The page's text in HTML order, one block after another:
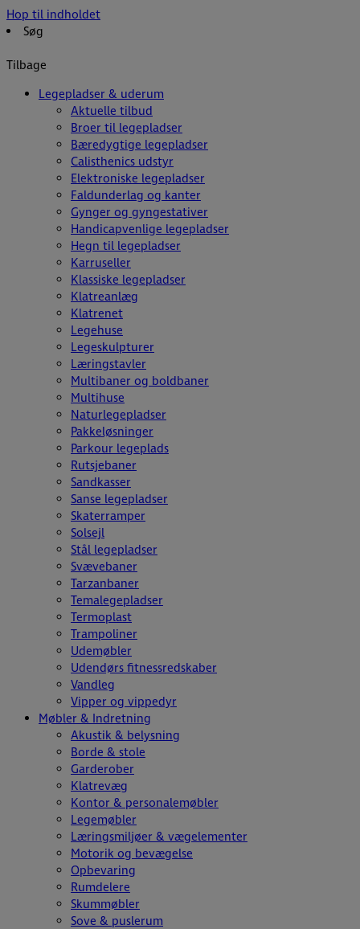
Hop til indholdet
Søg
Tilbage
Legepladser & uderum
Aktuelle tilbud
Broer til legepladser
Bæredygtige legepladser
Calisthenics udstyr
Elektroniske legepladser
Faldunderlag og kanter
Gynger og gyngestativer
Handicapvenlige legepladser
Hegn til legepladser
Karruseller
Klassiske legepladser
Klatreanlæg
Klatrenet
Legehuse
Legeskulpturer
Læringstavler
Multibaner og boldbaner
Multihuse
Naturlegepladser
Pakkeløsninger
Parkour legeplads
Rutsjebaner
Sandkasser
Sanse legepladser
Skaterramper
Solsejl
Stål legepladser
Svævebaner
Tarzanbaner
Temalegepladser
Termoplast
Trampoliner
Udemøbler
Udendørs fitnessredskaber
Vandleg
Vipper og vippedyr
Møbler & Indretning
Akustik & belysning
Borde & stole
Garderober
Klatrevæg
Kontor & personalemøbler
Legemøbler
Læringsmiljøer & vægelementer
Motorik og bevægelse
Opbevaring
Rumdelere
Skummøbler
Sove & puslerum